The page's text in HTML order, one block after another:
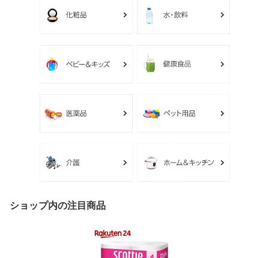
ショップ内の注目商品